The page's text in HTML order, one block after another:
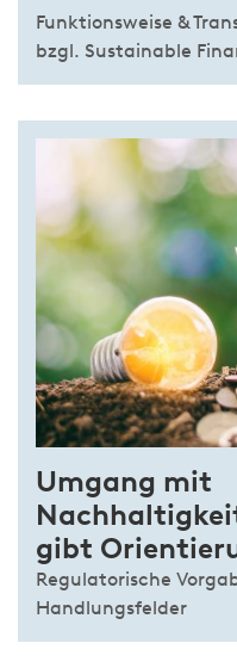
Funktionsweise &
bzgl. Sustainable
Umgang mit
gibt
Regulatorische
Handlungsfelder